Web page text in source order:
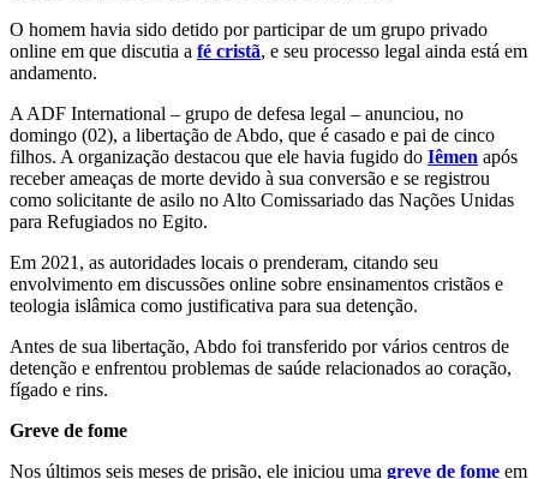
O homem havia sido detido por participar de um grupo privado
online em que discutia a fé cristã, e seu processo legal ainda está em
andamento.
A ADF International – grupo de defesa legal – anunciou, no
domingo (02), a libertação de Abdo, que é casado e pai de cinco
filhos. A organização destacou que ele havia fugido do Iêmen após
receber ameaças de morte devido à sua conversão e se registrou
como solicitante de asilo no Alto Comissariado das Nações Unidas
para Refugiados no Egito.
Em 2021, as autoridades locais o prenderam, citando seu
envolvimento em discussões online sobre ensinamentos cristãos e
teologia islâmica como justificativa para sua detenção.
Antes de sua libertação, Abdo foi transferido por vários centros de
detenção e enfrentou problemas de saúde relacionados ao coração,
fígado e rins.
Greve de fome
Nos últimos seis meses de prisão, ele iniciou uma greve de fome em